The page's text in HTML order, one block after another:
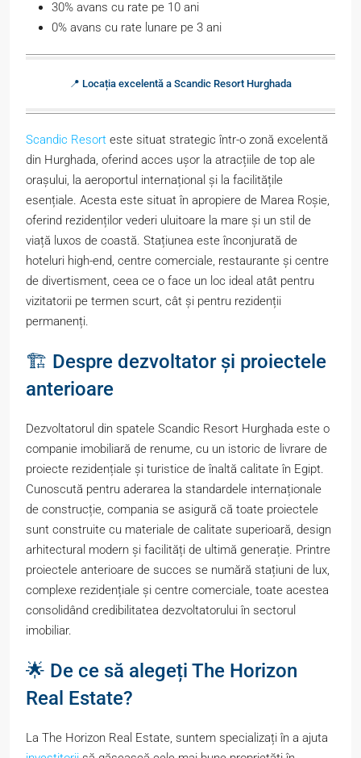
30% avans cu rate pe 10 ani
0% avans cu rate lunare pe 3 ani
📍 Locația excelentă a Scandic Resort Hurghada
Scandic Resort este situat strategic într-o zonă excelentă
din Hurghada, oferind acces ușor la atracțiile de top ale
orașului, la aeroportul internațional și la facilitățile
esențiale. Acesta este situat în apropiere de Marea Roșie,
oferind rezidenților vederi uluitoare la mare și un stil de
viață luxos de coastă. Stațiunea este înconjurată de
hoteluri high-end, centre comerciale, restaurante și centre
de divertisment, ceea ce o face un loc ideal atât pentru
vizitatorii pe termen scurt, cât și pentru rezidenții
permanenți.
🏗️ Despre dezvoltator și proiectele
anterioare
Dezvoltatorul din spatele Scandic Resort Hurghada este o
companie imobiliară de renume, cu un istoric de livrare de
proiecte rezidențiale și turistice de înaltă calitate în Egipt.
Cunoscută pentru aderarea la standardele internaționale
de construcție, compania se asigură că toate proiectele
sunt construite cu materiale de calitate superioară, design
arhitectural modern și facilități de ultimă generație. Printre
proiectele anterioare de succes se numără stațiuni de lux,
complexe rezidențiale și centre comerciale, toate acestea
consolidând credibilitatea dezvoltatorului în sectorul
imobiliar.
🌟 De ce să alegeți The Horizon
Real Estate?
La The Horizon Real Estate, suntem specializați în a ajuta